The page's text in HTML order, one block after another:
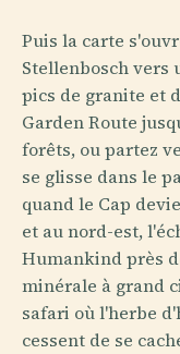
Puis la carte
Stellenbosch vers
pics de granite et
Garden Route
forêts, ou partez
se glisse dans le
quand le Cap
et au nord-est,
Humankind près
minérale à grand
safari où l'herbe
cessent de se